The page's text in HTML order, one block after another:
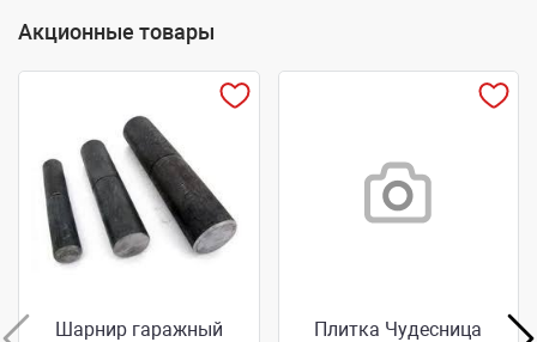
Акционные товары
Шарнир гаражный
Плитка Чудесница